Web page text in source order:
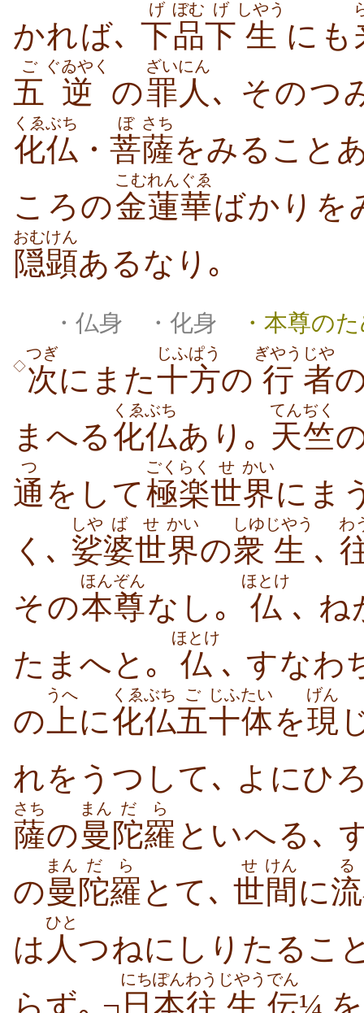
かれば､ 下
げ
品
ぼむ
下
げ
生
しやう
にも
五
ご
逆
ぐゐやく
の罪人
ざいにん
､ そのつ
化仏
くゑぶち
・ 菩
ぼ
薩
さち
をみること
ころの金
こむ
蓮華
れんぐゑ
ばかりを
隠顕
おむけん
あるなり｡
・仏身 ・化身 ・本尊のた
◇次
つぎ
にまた十方
じふぱう
の 行
ぎやう
者
じや
まへる化仏
くゑぶち
あり｡ 天竺
てんぢく
通
つ
をして極楽
ごくらく
世
せ
界
かい
にま
く､ 娑
しや
婆
ば
世
せ
界
かい
の衆
しゆ
生
じやう
､
わ
その本尊
ほんぞん
なし｡ 仏
ほとけ
､ ね
たまへと｡
仏
ほとけ
､ すなわ
の 上
うへ
に化仏
くゑぶち
五
ご
十
じふ
体
たい
を現
げん
れをうつして､ よにひ
薩
さち
の曼
まん
陀羅
だら
といへる､
の曼
まん
陀羅
だら
とて､ 世
せ
間
けん
に
は 人
ひと
つねにしりたるこ
らず｡ ¬ 日本
にちぽん
往
わう
生
じやう
伝
でん
¼